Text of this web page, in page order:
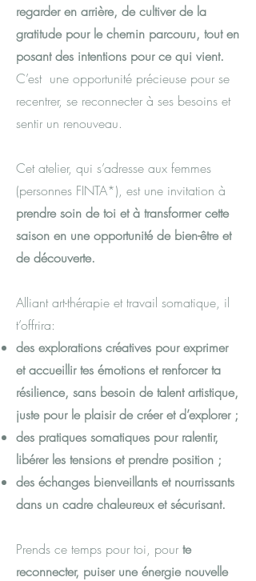
regarder en arrière, de cultiver de la
gratitude pour le chemin parcouru, tout en
posant des intentions pour ce qui vient.
C’est une opportunité précieuse pour se
recentrer, se reconnecter à ses besoins et
sentir un renouveau.
Cet atelier, qui s’adresse aux femmes
(personnes FINTA*), est une invitation à
prendre soin de toi et à transformer cette
saison en une opportunité de bien-être et
de découverte.
Alliant art-thérapie et travail somatique, il
t’offrira:
des explorations créatives pour exprimer
et accueillir tes émotions et renforcer ta
résilience, sans besoin de talent artistique,
juste pour le plaisir de créer et d’explorer ;
des pratiques somatiques pour ralentir,
libérer les tensions et prendre position ;
des échanges bienveillants et nourrissants
dans un cadre chaleureux et sécurisant.
Prends ce temps pour toi, pour te
reconnecter, puiser une énergie nouvelle